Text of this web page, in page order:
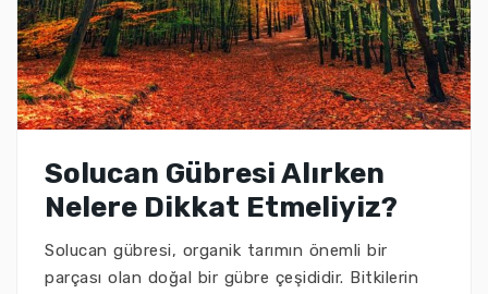
Solucan Gübresi Alırken
Nelere Dikkat Etmeliyiz?
Solucan gübresi, organik tarımın önemli bir
parçası olan doğal bir gübre çeşididir. Bitkilerin